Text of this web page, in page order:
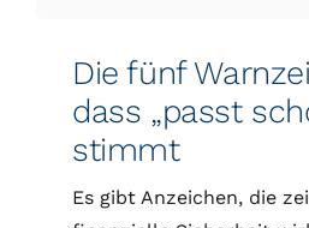
Die fünf
dass „passt
stimmt
Es gibt Anzeichen, die